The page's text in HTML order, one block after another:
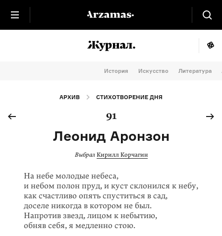
История Искусство Литература
АРХИВ СТИХОТВОРЕНИЕ ДНЯ
91
Леонид Аронзон
Выбрал Кирилл Корчагин
На небе молодые небеса,
и небом полон пруд, и куст склонился к небу,
как счастливо опять спуститься в сад,
доселе никогда в котором не был.
Напротив звезд, лицом к небытию,
обняв себя, я медленно стою.